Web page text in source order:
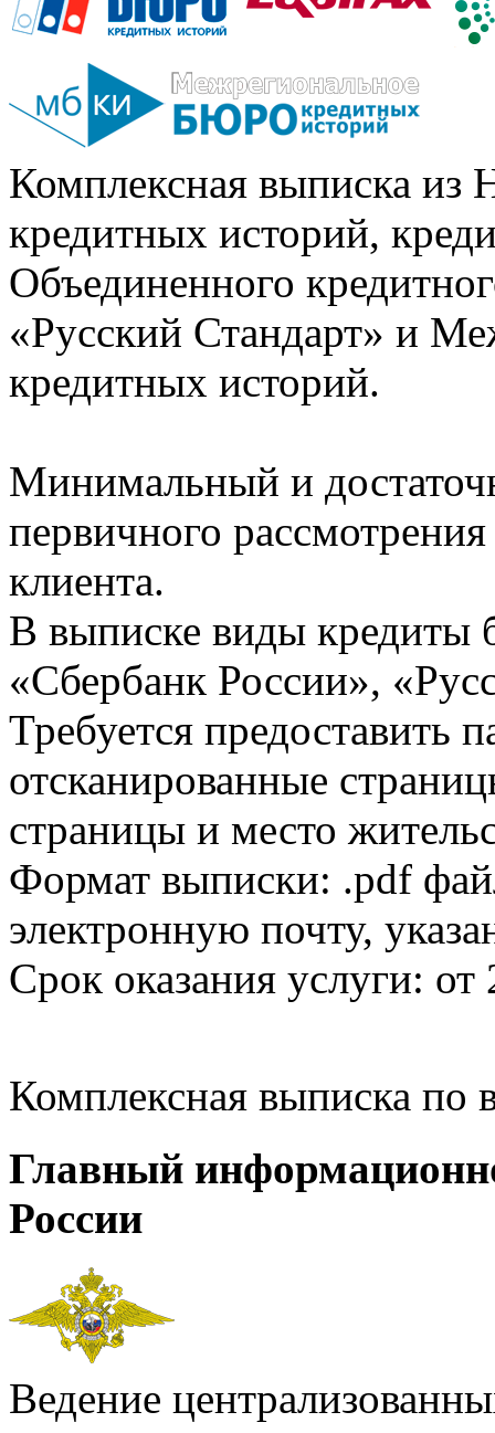
Комплексная выписка из
кредитных историй,
Объединенного
«Русский Стандарт» и
кредитных историй.
Минимальный и
первичного
клиента.
В выписке виды кредиты
«Сбербанк России»,
Требуется предоставить
отсканированные
страницы и место
Формат выписки: .pdf
электронную почту,
Срок оказания услуги: от
Комплексная выписка
Главный
России
Ведение